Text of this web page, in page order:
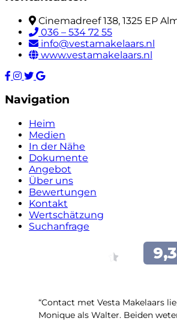
Cinemadreef 138, 1325 EP
036 – 534 72 55
info@vestamakelaars.nl
www.vestamakelaars.nl
Navigation
Heim
Medien
In der Nähe
Dokumente
Angebot
Über uns
Bewertungen
Kontakt
Wertschätzung
Suchanfrage
“Contact met Vesta Makelaars
Monique als Walter. Beiden